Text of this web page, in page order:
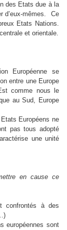
des Etats due à la
d’eux-mêmes. Ce
Etats Nations.
et orientale.
Européenne se
entre une Europe
comme nous le
au Sud, Europe
Européens ne
pas tous adopté
une unité
en cause ce
confrontés à des
européennes sont